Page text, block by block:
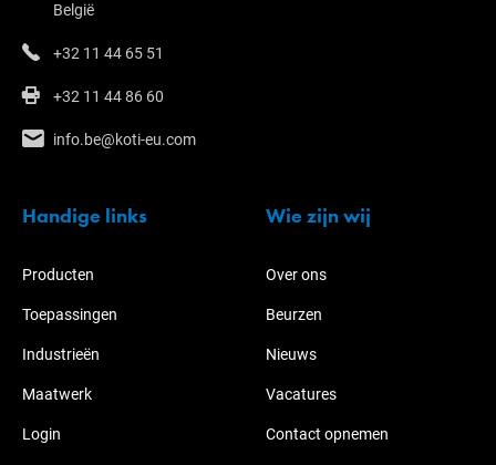
België
+32 11 44 65 51
+32 11 44 86 60
info.be@koti-eu.com
Handige links
Producten
Toepassingen
Industrieën
Maatwerk
Login
Wie zijn wij
Over ons
Beurzen
Nieuws
Vacatures
Contact opnemen